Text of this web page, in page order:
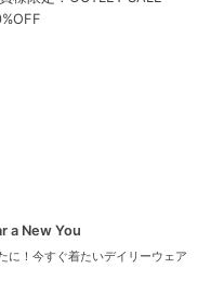
a New You
に！今すぐ着たいデイリーウェア